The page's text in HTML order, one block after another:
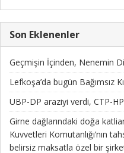
Son Eklenenler
Geçmişin İçinden, Nenemin
Lefkoşa’da bugün Bağımsız
UBP-DP araziyi verdi, CTP-
Girne dağlarındaki doğa
Kuvvetleri Komutanlığı’nın
belirsiz maksatla özel bir